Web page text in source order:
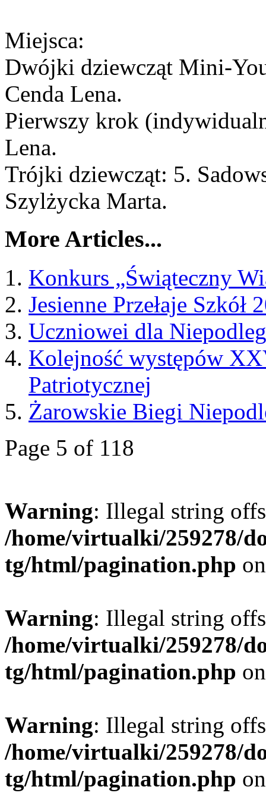
Miejsca:
Dwójki dziewcząt Mini-
Cenda Lena.
Pierwszy krok
Lena.
Trójki dziewcząt: 5.
Szylżycka Marta.
More Articles...
Konkurs „Świąteczny
Jesienne Przełaje
Uczniowei dla
Kolejność występów
Patriotycznej
Żarowskie Biegi
Page 5 of 118
Warning: Illegal string
/home/virtualki/259278/
tg/html/pagination.php
Warning: Illegal string
/home/virtualki/259278/
tg/html/pagination.php
Warning: Illegal string
/home/virtualki/259278/
tg/html/pagination.php